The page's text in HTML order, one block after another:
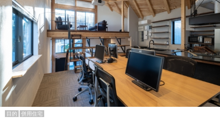
目的 併用住宅